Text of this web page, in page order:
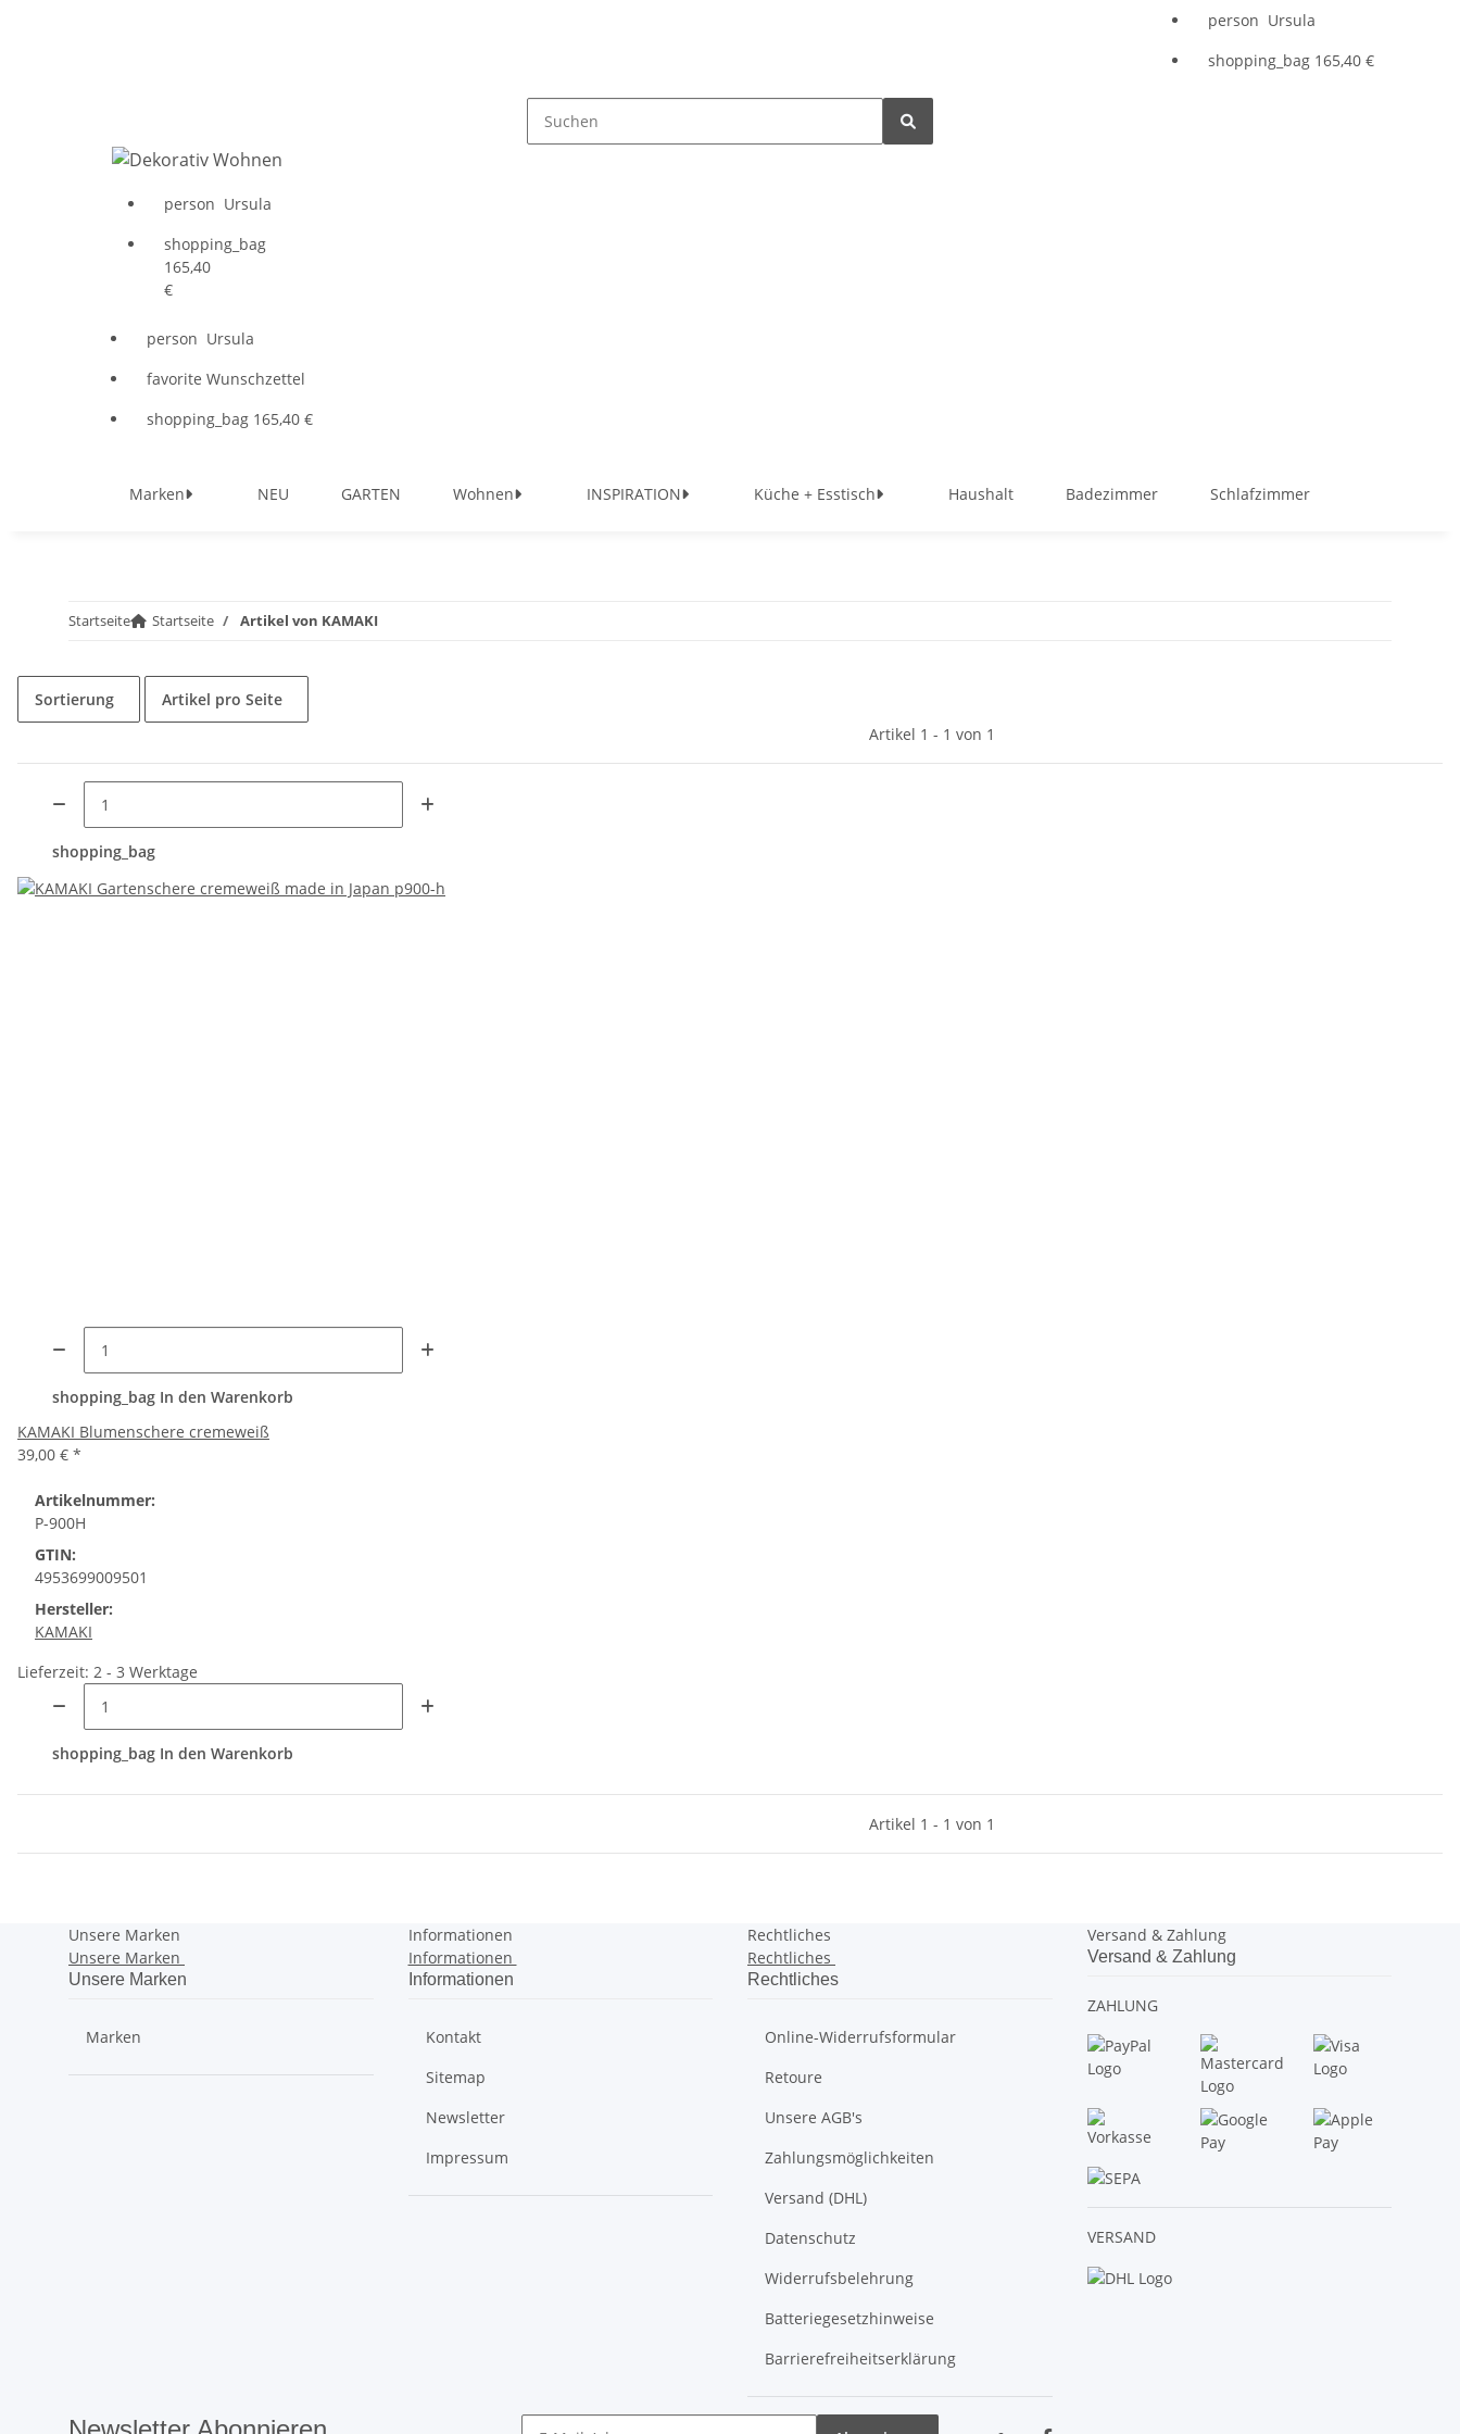
person Ursula
shopping_bag 165,40 €
person Ursula
shopping_bag
165,40
€
person Ursula
favorite Wunschzettel
shopping_bag 165,40 €
Marken NEU GARTEN Wohnen INSPIRATION Küche + Esstisch Haushalt Badezimmer Schlafzimmer
Startseite Startseite Artikel von KAMAKI
Sortierung
Artikel pro Seite
Artikel 1 - 1 von 1
shopping_bag
shopping_bag In den Warenkorb
KAMAKI Blumenschere cremeweiß
39,00 € *
Artikelnummer:
P-900H
GTIN:
4953699009501
Hersteller:
KAMAKI
Lieferzeit: 2 - 3 Werktage
shopping_bag In den Warenkorb
Artikel 1 - 1 von 1
Unsere Marken
Unsere Marken
Unsere Marken
Marken
Informationen
Informationen
Informationen
Kontakt
Sitemap
Newsletter
Impressum
Rechtliches
Rechtliches
Rechtliches
Online-Widerrufsformular
Retoure
Unsere AGB's
Zahlungsmöglichkeiten
Versand (DHL)
Datenschutz
Widerrufsbelehrung
Batteriegesetzhinweise
Barrierefreiheitserklärung
Versand & Zahlung
Versand & Zahlung
ZAHLUNG
VERSAND